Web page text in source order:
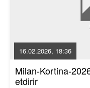
16.02.2026, 18:36
Milan-Kortina-
etdirir